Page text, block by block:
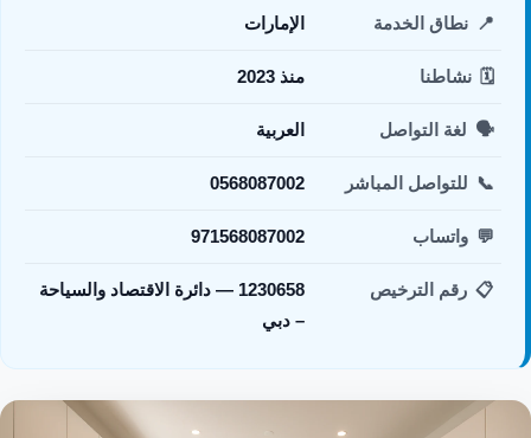
📍 نطاق الخدمة الإمارات
🗓️ نشاطنا منذ 2023
🗣️ لغة التواصل العربية
📞 للتواصل المباشر 0568087002
💬 واتساب 971568087002
📋 رقم الترخيص
1230658 — دائرة الاقتصاد والسياحة
– دبي